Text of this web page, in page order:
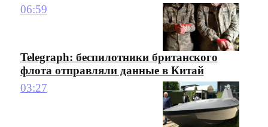
06:59
Telegraph: беспилотники британского
флота отправляли данные в Китай
03:27